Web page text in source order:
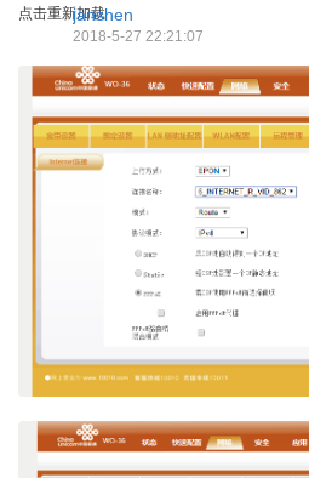
点击重新加载
janshen
2018-5-27 22:21:07